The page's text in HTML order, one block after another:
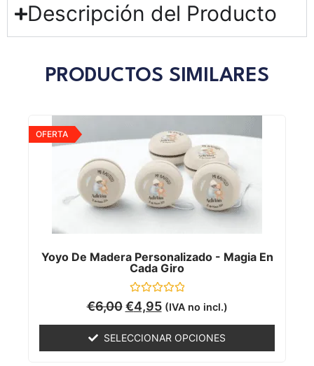
Descripción del Producto
PRODUCTOS SIMILARES
Yoyo De Madera Personalizado - Magia En
Cada Giro
Valorado
con
5
OFERTA
€6,00 €4,95 (IVA no incl.)
SELECCIONAR OPCIONES